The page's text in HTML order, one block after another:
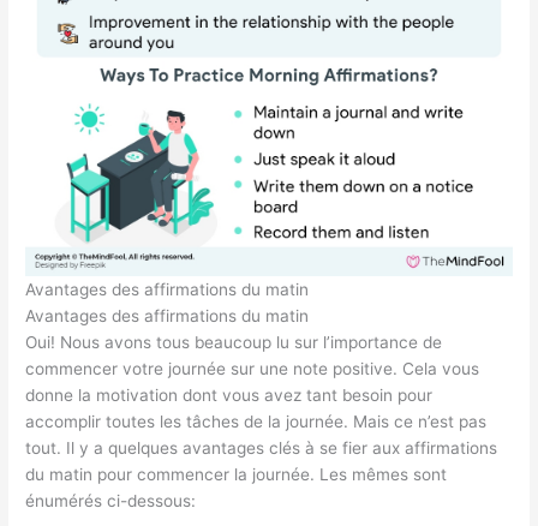
Avantages des affirmations du matin
Avantages des affirmations du matin
Oui! Nous avons tous beaucoup lu sur l’importance de
commencer votre journée sur une note positive. Cela vous
donne la motivation dont vous avez tant besoin pour
accomplir toutes les tâches de la journée. Mais ce n’est pas
tout. Il y a quelques avantages clés à se fier aux affirmations
du matin pour commencer la journée. Les mêmes sont
énumérés ci-dessous: